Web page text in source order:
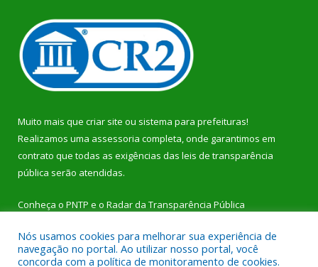
Muito mais que criar site ou sistema para prefeituras!
Realizamos uma assessoria completa, onde garantimos em
contrato que todas as exigências das leis de transparência
pública serão atendidas.
Conheça o PNTP e o Radar da Transparência Pública
Nós usamos cookies para melhorar sua experiência de
navegação no portal. Ao utilizar nosso portal, você
concorda com a política de monitoramento de cookies.